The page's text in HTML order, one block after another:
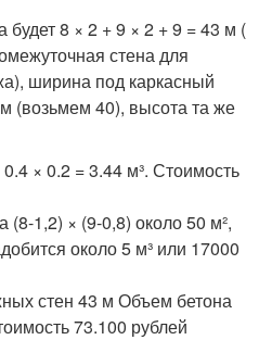
8 × 2 + 9 × 2 + 9 = 43 м (
стена для
ширина под каркасный
(возьмем 40), высота та же
× 0.2 = 3.44 м³. Стоимость
1,2) × (9-0,8) около 50 м²,
около 5 м³ или 17000
стен 43 м Объем бетона
73.100 рублей